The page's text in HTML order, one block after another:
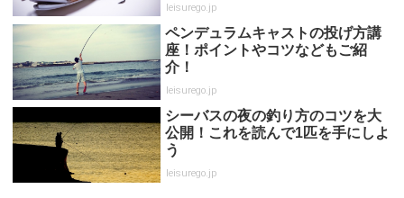
leisurego.jp
ペンデュラムキャストの投げ方講
座！ポイントやコツなどもご紹
介！
leisurego.jp
シーバスの夜の釣り方のコツを大
公開！これを読んで1匹を手にしよ
う
leisurego.jp